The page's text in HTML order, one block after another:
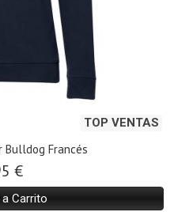
TOP VENTAS
Bulldog Francés
€
Carrito